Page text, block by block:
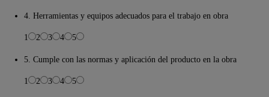
4. Herramientas y equipos adecuados para el trabajo en obra
1 2 3 4 5
5. Cumple con las normas y aplicación del producto en la obra
1 2 3 4 5